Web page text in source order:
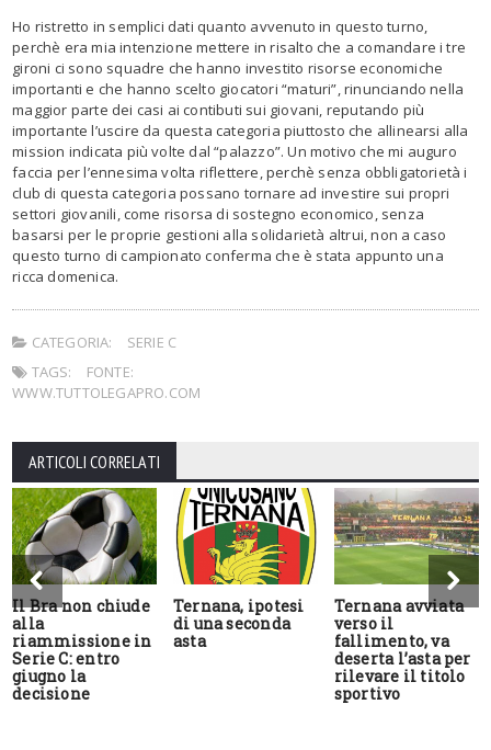
Ho ristretto in semplici dati quanto avvenuto in questo turno,
perchè era mia intenzione mettere in risalto che a comandare i tre
gironi ci sono squadre che hanno investito risorse economiche
importanti e che hanno scelto giocatori “maturi”, rinunciando nella
maggior parte dei casi ai contibuti sui giovani, reputando più
importante l’uscire da questa categoria piuttosto che allinearsi alla
mission indicata più volte dal “palazzo”. Un motivo che mi auguro
faccia per l’ennesima volta riflettere, perchè senza obbligatorietà i
club di questa categoria possano tornare ad investire sui propri
settori giovanili, come risorsa di sostegno economico, senza
basarsi per le proprie gestioni alla solidarietà altrui, non a caso
questo turno di campionato conferma che è stata appunto una
ricca domenica.
CATEGORIA:
SERIE C
TAGS:
FONTE:
WWW.TUTTOLEGAPRO.COM
ARTICOLI CORRELATI
Il Bra non chiude
alla
riammissione in
Serie C: entro
giugno la
decisione
Ternana, ipotesi
di una seconda
asta
Ternana avviata
verso il
fallimento, va
deserta l’asta per
rilevare il titolo
sportivo